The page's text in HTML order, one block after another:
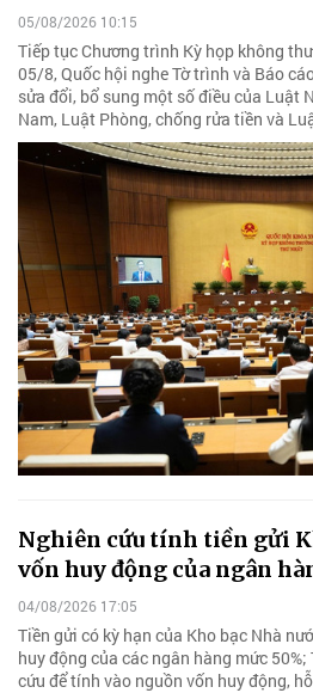
05/08/2026 10:15
Tiếp tục Chương trình Kỳ họp không
05/8, Quốc hội nghe Tờ trình và Báo
sửa đổi, bổ sung một số điều của Luật
Nam, Luật Phòng, chống rửa tiền và
Nghiên cứu tính tiền gửi
vốn huy động của ngân
04/08/2026 17:05
Tiền gửi có kỳ hạn của Kho bạc Nhà
huy động của các ngân hàng mức
cứu để tính vào nguồn vốn huy động,